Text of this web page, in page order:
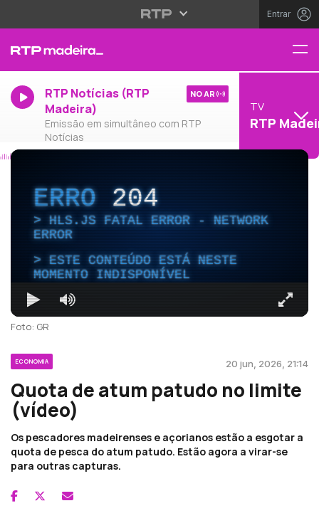
Entrar
RTP Notícias (RTP
Madeira)
Emissão em simultâneo com RTP
Notícias
NO AR
TV
RTP
ERRO204
HLS.JS FATAL ERROR - NETWORK
ERROR
ESTE CONTEÚDO ESTÁ NESTE
MOMENTO INDISPONÍVEL
Foto: GR
ECONOMIA 20 jun, 2026, 21:14
Quota de atum patudo no limite
(vídeo)
Os pescadores madeirenses e açorianos estão a esgotar a
quota de pesca do atum patudo. Estão agora a virar-se
para outras capturas.